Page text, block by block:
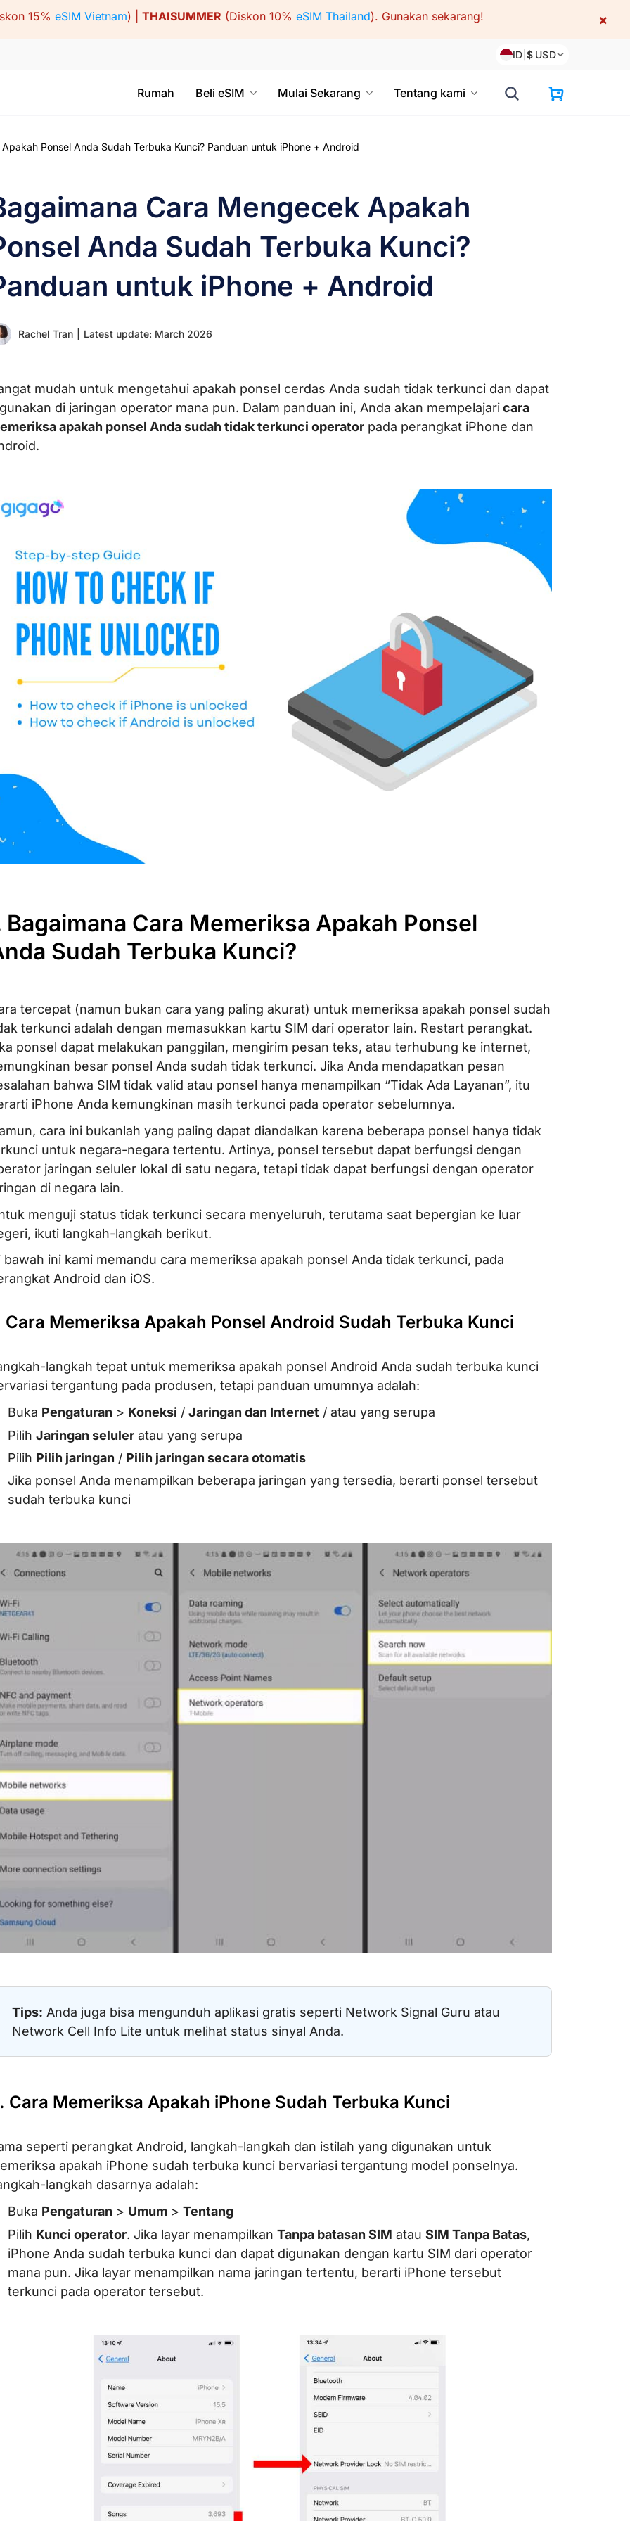
15% eSIM Vietnam) | THAISUMMER (Diskon 10% eSIM Thailand). Gunakan sekarang! ×
ID |$ USD
Rumah Beli eSIM Mulai Sekarang Tentang kami
Ponsel Anda Sudah Terbuka Kunci? Panduan untuk iPhone + Android
Cara Mengecek Apakah
Anda Sudah Terbuka Kunci?
untuk iPhone + Android
Rachel Tran Latest update: March 2026
mudah untuk mengetahui apakah ponsel cerdas Anda sudah tidak terkunci dan dapat
di jaringan operator mana pun. Dalam panduan ini, Anda akan mempelajaricara
apakah ponsel Anda sudah tidak terkunci operator pada perangkat iPhone dan
Bagaimana Cara Memeriksa Apakah Ponsel
Sudah Terbuka Kunci?
tercepat (namun bukan cara yang paling akurat) untuk memeriksa apakah ponsel sudah
terkunci adalah dengan memasukkan kartu SIM dari operator lain. Restart perangkat.
ponsel dapat melakukan panggilan, mengirim pesan teks, atau terhubung ke internet,
besar ponsel Anda sudah tidak terkunci. Jika Anda mendapatkan pesan
bahwa SIM tidak valid atau ponsel hanya menampilkan “Tidak Ada Layanan”, itu
iPhone Anda kemungkinan masih terkunci pada operator sebelumnya.
cara ini bukanlah yang paling dapat diandalkan karena beberapa ponsel hanya tidak
untuk negara-negara tertentu. Artinya, ponsel tersebut dapat berfungsi dengan
jaringan seluler lokal di satu negara, tetapi tidak dapat berfungsi dengan operator
di negara lain.
menguji status tidak terkunci secara menyeluruh, terutama saat bepergian ke luar
ikuti langkah-langkah berikut.
bawah ini kami memandu cara memeriksa apakah ponsel Anda tidak terkunci, pada
Android dan iOS.
Cara Memeriksa Apakah Ponsel Android Sudah Terbuka Kunci
langkah tepat untuk memeriksa apakah ponsel Android Anda sudah terbuka kunci
tergantung pada produsen, tetapi panduan umumnya adalah:
Buka Pengaturan > Koneksi / Jaringan dan Internet / atau yang serupa
Pilih Jaringan seluler atau yang serupa
Pilih Pilih jaringan / Pilih jaringan secara otomatis
Jika ponsel Anda menampilkan beberapa jaringan yang tersedia, berarti ponsel tersebut
sudah terbuka kunci
Tips: Anda juga bisa mengunduh aplikasi gratis seperti Network Signal Guru atau
Network Cell Info Lite untuk melihat status sinyal Anda.
Cara Memeriksa Apakah iPhone Sudah Terbuka Kunci
seperti perangkat Android, langkah-langkah dan istilah yang digunakan untuk
apakah iPhone sudah terbuka kunci bervariasi tergantung model ponselnya.
langkah dasarnya adalah:
Buka Pengaturan > Umum > Tentang
Pilih Kunci operator. Jika layar menampilkan Tanpa batasan SIM atau SIM Tanpa Batas,
iPhone Anda sudah terbuka kunci dan dapat digunakan dengan kartu SIM dari operator
mana pun. Jika layar menampilkan nama jaringan tertentu, berarti iPhone tersebut
terkunci pada operator tersebut.